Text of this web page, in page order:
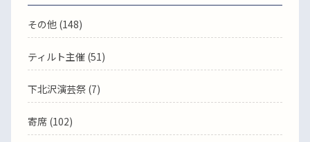
その他 (148)
ティルト主催 (51)
下北沢演芸祭 (7)
寄席 (102)